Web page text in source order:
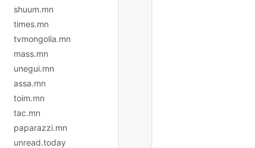
shuum.mn
times.mn
tvmongolia.mn
mass.mn
unegui.mn
assa.mn
toim.mn
tac.mn
paparazzi.mn
unread.today